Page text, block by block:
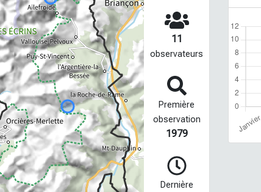
11
observateurs
Première
observation
1979
Dernière